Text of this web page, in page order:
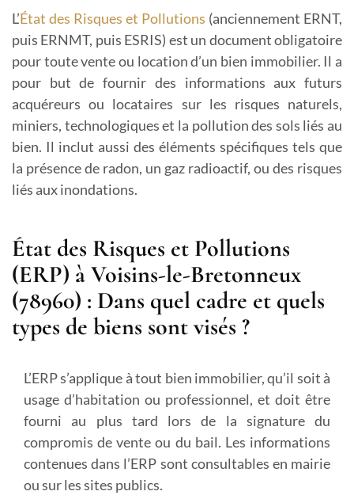
L’État des Risques et Pollutions (anciennement ERNT,
puis ERNMT, puis ESRIS) est un document obligatoire
pour toute vente ou location d’un bien immobilier. Il a
pour but de fournir des informations aux futurs
acquéreurs ou locataires sur les risques naturels,
miniers, technologiques et la pollution des sols liés au
bien. Il inclut aussi des éléments spécifiques tels que
la présence de radon, un gaz radioactif, ou des risques
liés aux inondations.
État des Risques et Pollutions
(ERP) à Voisins-le-Bretonneux
(78960) : Dans quel cadre et quels
types de biens sont visés ?
L’ERP s’applique à tout bien immobilier, qu’il soit à
usage d’habitation ou professionnel, et doit être
fourni au plus tard lors de la signature du
compromis de vente ou du bail. Les informations
contenues dans l’ERP sont consultables en mairie
ou sur les sites publics.